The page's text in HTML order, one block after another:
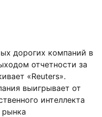
дорогих компаний в
отчетности за
«Reuters».
выигрывает от
интеллекта